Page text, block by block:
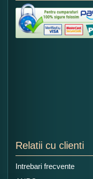
Relatii cu clienti
Intrebari frecvente